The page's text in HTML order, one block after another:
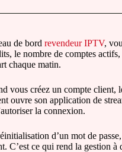
de bord revendeur IPTV,
le nombre de comptes
chaque matin.
vous créez un compte client,
ouvre son application de
la connexion.
d’un mot de
C’est ce qui rend la gestion à